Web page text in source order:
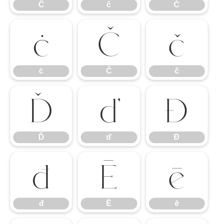
Ĉ ĉ Ċ
ċ
ċ
Č
Č
č
č
Ď
Ď
ď
ď
Đ
Đ
đ
đ
Ē
Ē
ē
ē